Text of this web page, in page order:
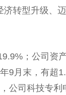
济转型升级、
；公司资
9月末，有超
公司科技专